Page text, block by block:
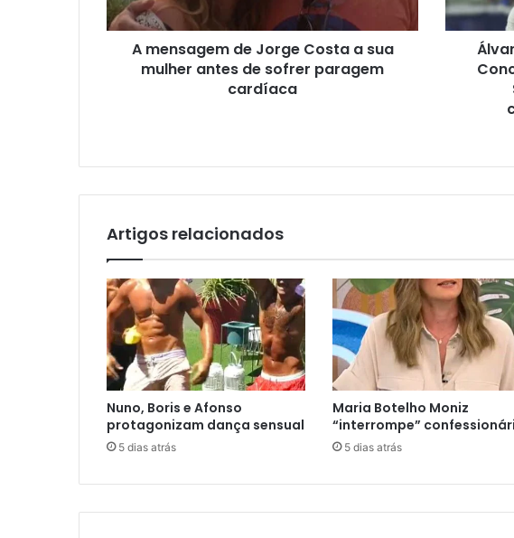
A mensagem de Jorge Costa a sua
mulher antes de sofrer paragem
cardíaca
Artigos relacionados
Nuno, Boris e Afonso
protagonizam dança sensual
5 dias atrás
Maria Botelho Moniz
“interrompe”
5 dias atrás